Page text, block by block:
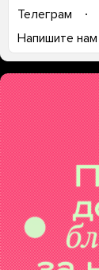
Телеграм
Напишите нам